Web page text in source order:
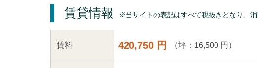
賃貸情報 ※当サイトの表記はすべて税抜きとなり、消
賃料 420,750 円 （坪：16,500 円）